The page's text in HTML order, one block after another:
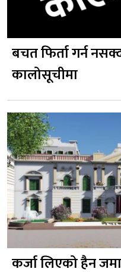
बचत फिर्ता गर्न
कालोसूचीमा
कर्जा लिएको हैन